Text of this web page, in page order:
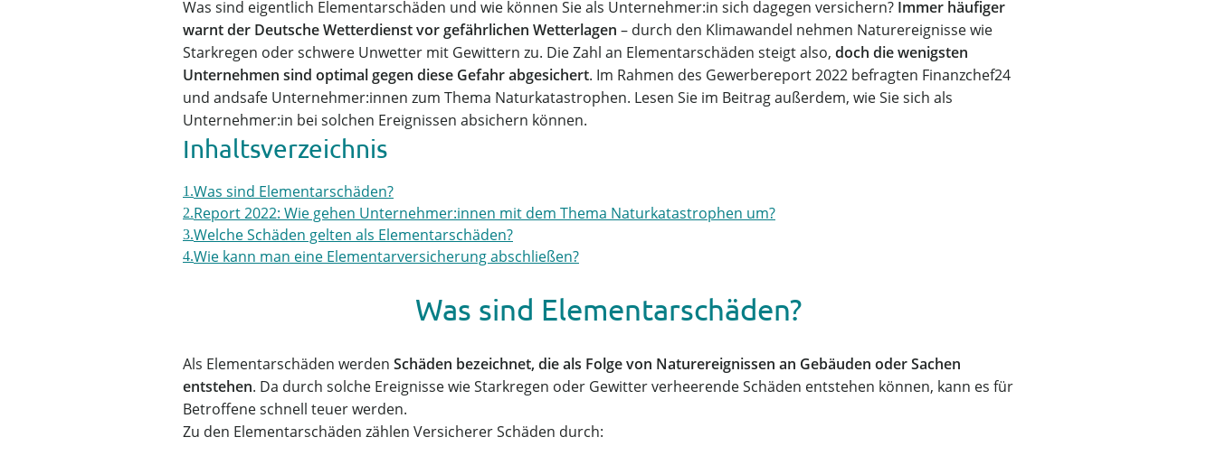
Was sind eigentlich Elementarschäden und wie können Sie als Unternehmer:in sich dagegen versichern? Immer häufiger
warnt der Deutsche Wetterdienst vor gefährlichen Wetterlagen – durch den Klimawandel nehmen Naturereignisse wie
Starkregen oder schwere Unwetter mit Gewittern zu. Die Zahl an Elementarschäden steigt also, doch die wenigsten
Unternehmen sind optimal gegen diese Gefahr abgesichert. Im Rahmen des Gewerbereport 2022 befragten Finanzchef24
und andsafe Unternehmer:innen zum Thema Naturkatastrophen. Lesen Sie im Beitrag außerdem, wie Sie sich als
Unternehmer:in bei solchen Ereignissen absichern können.
Inhaltsverzeichnis
Was sind Elementarschäden?
Report 2022: Wie gehen Unternehmer:innen mit dem Thema Naturkatastrophen um?
Welche Schäden gelten als Elementarschäden?
Wie kann man eine Elementarversicherung abschließen?
Was sind Elementarschäden?
Als Elementarschäden werden Schäden bezeichnet, die als Folge von Naturereignissen an Gebäuden oder Sachen
entstehen. Da durch solche Ereignisse wie Starkregen oder Gewitter verheerende Schäden entstehen können, kann es für
Betroffene schnell teuer werden.
Zu den Elementarschäden zählen Versicherer Schäden durch: